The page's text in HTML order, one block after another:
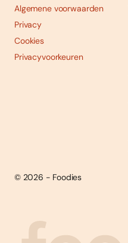
Algemene voorwaarden
Privacy
Cookies
Privacyvoorkeuren
© 2026 - Foodies